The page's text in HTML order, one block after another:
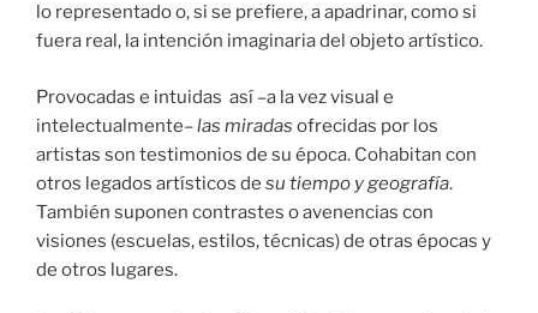
lo representado o, si se prefiere, a apadrinar, como si
fuera real, la intención imaginaria del objeto artístico.
Provocadas e intuidas así –a la vez visual e
intelectualmente–las miradas ofrecidas por los
artistas son testimonios de su época. Cohabitan con
otros legados artísticos de su tiempo y geografía.
También suponen contrastes o avenencias con
visiones (escuelas, estilos, técnicas) de otras épocas y
de otros lugares.